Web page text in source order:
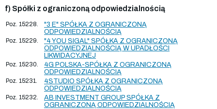
f) Spółki z ograniczoną odpowiedzialnością
Poz. 15228.
"3 E" SPÓŁKA Z OGRANICZONĄ
ODPOWIEDZIALNOŚCIĄ
Poz. 15229.
"4 YOU SIGAL" SPÓŁKA Z OGRANICZONĄ
ODPOWIEDZIALNOŚCIĄ W UPADŁOŚCI
LIKWIDACYJNEJ
Poz. 15230.
4G POLSKA-SPÓŁKA Z OGRANICZONĄ
ODPOWIEDZIALNOŚCIĄ
Poz. 15231.
4STUDIO SPÓŁKA Z OGRANICZONĄ
ODPOWIEDZIALNOŚCIĄ
Poz. 15232.
AB INVESTMENT GROUP SPÓŁKA Z
OGRANICZONĄ ODPOWIEDZIALNOŚCIĄ